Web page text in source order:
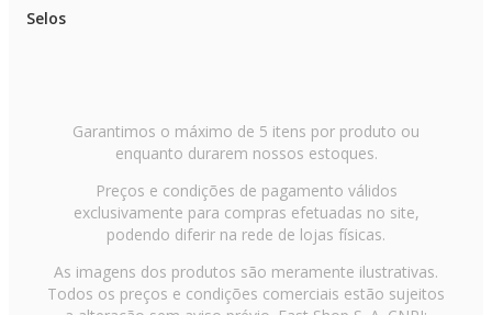
Selos
Garantimos o máximo de 5 itens por produto ou
enquanto durarem nossos estoques.
Preços e condições de pagamento válidos
exclusivamente para compras efetuadas no site,
podendo diferir na rede de lojas físicas.
As imagens dos produtos são meramente ilustrativas.
Todos os preços e condições comerciais estão sujeitos